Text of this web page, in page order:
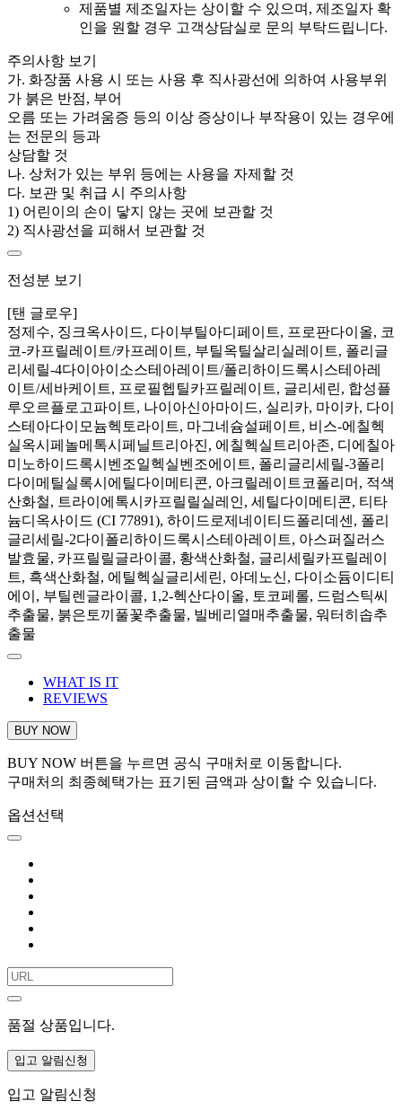
제품별 제조일자는 상이할 수 있으며, 제조일자 확
인을 원할 경우 고객상담실로 문의 부탁드립니다.
주의사항 보기
가. 화장품 사용 시 또는 사용 후 직사광선에 의하여 사용부위
가 붉은 반점, 부어
오름 또는 가려움증 등의 이상 증상이나 부작용이 있는 경우에
는 전문의 등과
상담할 것
나. 상처가 있는 부위 등에는 사용을 자제할 것
다. 보관 및 취급 시 주의사항
1) 어린이의 손이 닿지 않는 곳에 보관할 것
2) 직사광선을 피해서 보관할 것
전성분 보기
[탠 글로우]
정제수, 징크옥사이드, 다이부틸아디페이트, 프로판다이올, 코
코-카프릴레이트/카프레이트, 부틸옥틸살리실레이트, 폴리글
리세릴-4다이아이소스테아레이트/폴리하이드록시스테아레
이트/세바케이트, 프로필헵틸카프릴레이트, 글리세린, 합성플
루오르플로고파이트, 나이아신아마이드, 실리카, 마이카, 다이
스테아다이모늄헥토라이트, 마그네슘설페이트, 비스-에칠헥
실옥시페놀메톡시페닐트리아진, 에칠헥실트리아존, 디에칠아
미노하이드록시벤조일헥실벤조에이트, 폴리글리세릴-3폴리
다이메틸실록시에틸다이메티콘, 아크릴레이트코폴리머, 적색
산화철, 트라이에톡시카프릴릴실레인, 세틸다이메티콘, 티타
늄디옥사이드 (CI 77891), 하이드로제네이티드폴리데센, 폴리
글리세릴-2다이폴리하이드록시스테아레이트, 아스퍼질러스
발효물, 카프릴릴글라이콜, 황색산화철, 글리세릴카프릴레이
트, 흑색산화철, 에틸헥실글리세린, 아데노신, 다이소듐이디티
에이, 부틸렌글라이콜, 1,2-헥산다이올, 토코페롤, 드럼스틱씨
추출물, 붉은토끼풀꽃추출물, 빌베리열매추출물, 워터히솝추
출물
WHAT IS IT
REVIEWS
BUY NOW
BUY NOW 버튼을 누르면 공식 구매처로 이동합니다.
구매처의 최종혜택가는 표기된 금액과 상이할 수 있습니다.
옵션선택
품절 상품입니다.
입고 알림신청
입고 알림신청